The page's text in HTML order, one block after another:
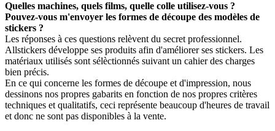
Quelles machines, quels films, quelle colle utilisez-vous ?
Pouvez-vous m'envoyer les formes de découpe des modèles de
stickers ?
Les réponses à ces questions relèvent du secret professionnel.
Allstickers développe ses produits afin d'améliorer ses stickers. Les
matériaux utilisés sont sélèctionnés suivant un cahier des charges
bien précis.
En ce qui concerne les formes de découpe et d'impression, nous
dessinons nos propres gabarits en fonction de nos propres critères
techniques et qualitatifs, ceci représente beaucoup d'heures de travail
et donc ne sont pas disponibles à la vente.